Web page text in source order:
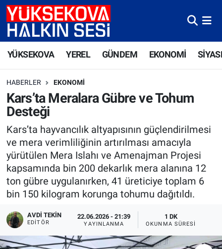
YÜKSEKOVA YEREL GÜNDEM EKONOMİ
HABERLER EKONOMI
Kars’ta Meralara Gübre ve Tohum
Desteği
Kars’ta hayvancılık altyapısının güçlendirilmesi
ve mera verimliliğinin artırılması amacıyla
yürütülen Mera Islahı ve Amenajman Projesi
kapsamında bin 200 dekarlık mera alanına 12
ton gübre uygulanırken, 41 üreticiye toplam 6
bin 150 kilogram korunga tohumu dağıtıldı.
AVDI TEKIN
EDITÖR
22.06.2026 - 21:39
YAYINLANMA
1 DK
OKUNMA SÜRESI
Yüksekova Nöbetçi Eczaneler
Süper Lig Puan Durumu ve Fikstür
Tüm Manşetler
Son Dakika Haberleri
Haber Arşivi